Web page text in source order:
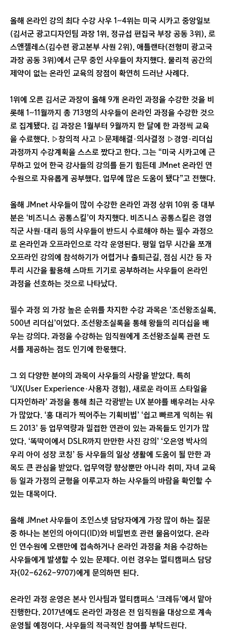
올해 온라인 강의 최다 수강 사우 1~4위는 미국 시카고 중앙일보
(김서군 광고디자인팀 과장 1위, 정규섭 편집국 부장 공동 3위), 로
스앤젤레스(김수련 광고본부 사원 2위), 애틀랜타(전형미 광고국
과장 공동 3위)에서 근무 중인 사우들이 차지했다. 물리적 공간의
제약이 없는 온라인 교육의 장점이 확연히 드러난 사례다.
1위에 오른 김서군 과장이 올해 9개 온라인 과정을 수강한 것을 비
롯해 1~11월까지 총 713명의 사우들이 온라인 과정을 수강한 것으
로 집계됐다. 김 과장은 1월부터 9월까지 한 달에 한 과정씩 교육
을 수료했다. ▷창의적 사고 ▷문제해결·의사결정 ▷경영·리더십
과정까지 수강계획을 스스로 짰다고 한다. 그는 “미국 시카고에 근
무하고 있어 한국 강사들의 강의를 듣기 힘든데 JMnet 온라인 연
수원으로 자유롭게 공부했다. 업무에 많은 도움이 됐다”고 전했다.
올해 JMnet 사우들이 많이 수강한 온라인 과정 상위 10위 중 대부
분은 ‘비즈니스 공통스킬’이 차지했다. 비즈니스 공통스킬은 경영
직군 사원·대리 등의 사우들이 반드시 수료해야 하는 필수 과정으
로 온라인과 오프라인으로 각각 운영된다. 평일 업무 시간을 쪼개
오프라인 강의에 참석하기가 어렵거나 출퇴근길, 점심 시간 등 자
투리 시간을 활용해 스마트 기기로 공부하려는 사우들이 온라인
과정을 선호하는 것으로 나타났다.
필수 과정 외 가장 높은 순위를 차지한 수강 과목은 ‘조선왕조실록,
500년 리더십’이었다. 조선왕조실록을 통해 왕들의 리더십을 배
우는 강의다. 과정을 수강하는 임직원에게 조선왕조실록 관련 도
서를 제공하는 점도 인기에 한몫했다.
그 외 다양한 분야의 과목이 사우들의 사랑을 받았다. 특히
‘UX(User Experience·사용자 경험), 새로운 라이프 스타일을
디자인하라’ 과정을 통해 최근 각광받는 UX 분야를 배우려는 사우
가 많았다. ‘홍 대리가 찍어주는 기획비법’ ‘쉽고 빠르게 익히는 워
드 2013’ 등 업무역량과 밀접한 연관이 있는 과목들도 인기가 많
았다. ‘똑딱이에서 DSLR까지 만만한 사진 강의’ ‘오은영 박사의
우리 아이 성장 코칭’ 등 사우들의 일상 생활에 도움이 될 만한 과
목도 큰 관심을 받았다. 업무역량 향상뿐만 아니라 취미, 자녀 교육
등 일과 가정의 균형을 이루고자 하는 사우들의 바람을 확인할 수
있는 대목이다.
올해 JMnet 사우들이 조인스넷 담당자에게 가장 많이 하는 질문
중 하나는 본인의 아이디(ID)와 비밀번호 관련 물음이었다. 온라
인 연수원에 오랜만에 접속하거나 온라인 과정을 처음 수강하는
사우들에게 발생할 수 있는 문제다. 이런 경우는 멀티캠퍼스 담당
자(02-6262-9707)에게 문의하면 된다.
온라인 과정 운영은 본사 인사팀과 멀티캠퍼스 ‘크레듀’에서 맡아
진행한다. 2017년에도 온라인 과정은 전 임직원을 대상으로 계속
운영될 예정이다. 사우들의 적극적인 참여를 부탁드린다.